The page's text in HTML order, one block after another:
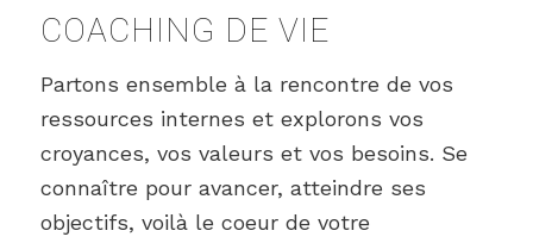
COACHING DE VIE
Partons ensemble à la rencontre de vos
ressources internes et explorons vos
croyances, vos valeurs et vos besoins. Se
connaître pour avancer, atteindre ses
objectifs, voilà le coeur de votre